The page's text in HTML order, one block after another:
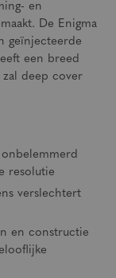
en
De Enigma
geïnjecteerde
een breed
deep cover
resolutie
verslechtert
en constructie